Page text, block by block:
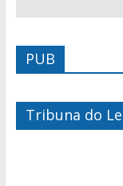
PUB
Tribuna do